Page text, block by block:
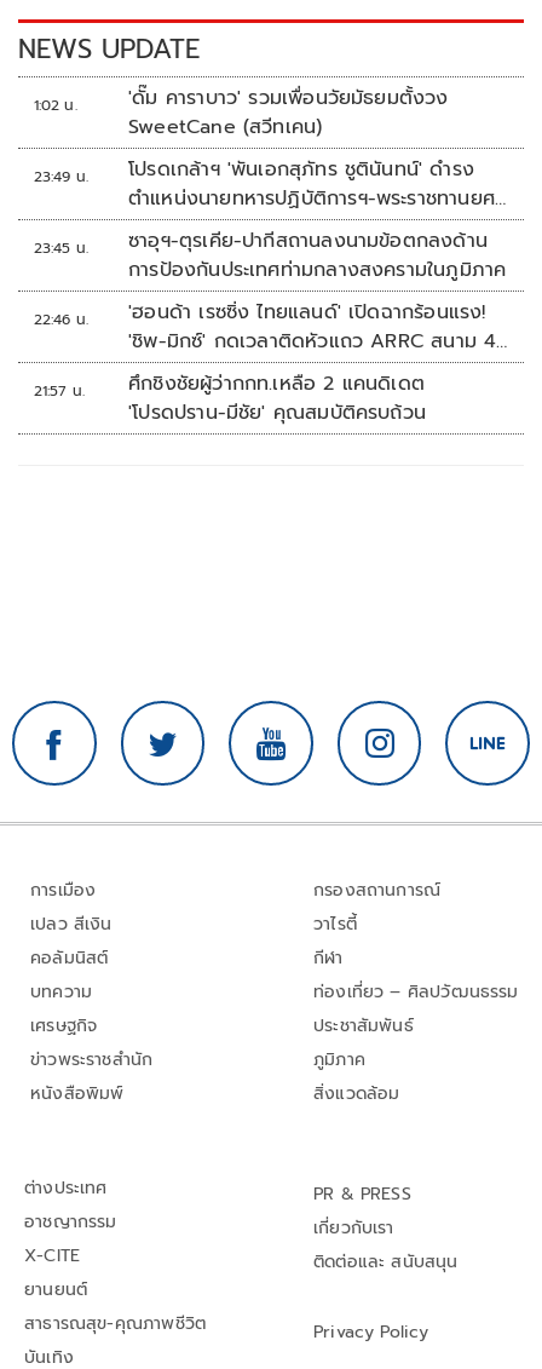
k k
NEWS UPDATE
1:02 น.
'ดั๊ม คาราบาว' รวมเพื่อนวัยมัธยมตั้งวง
SweetCane (สวีทเคน)
23:49 น.
โปรดเกล้าฯ 'พันเอกสุภัทร ชูตินันทน์' ดำรง
ตำแหน่งนายทหารปฏิบัติการฯ-พระราชทานยศ
'พลตรี'
23:45 น.
ซาอุฯ-ตุรเคีย-ปากีสถานลงนามข้อตกลงด้าน
การป้องกันประเทศท่ามกลางสงครามในภูมิภาค
22:46 น.
'ฮอนด้า เรซซิ่ง ไทยแลนด์' เปิดฉากร้อนแรง!
'ชิพ-มิกซ์' กดเวลาติดหัวแถว ARRC สนาม 4
ที่มัลดาลิกา
21:57 น.
ศึกชิงชัยผู้ว่ากกท.เหลือ 2 แคนดิเดต
'โปรดปราน-มีชัย' คุณสมบัติครบถ้วน
การเมือง
เปลว สีเงิน
คอลัมนิสต์
บทความ
เศรษฐกิจ
ข่าวพระราชสำนัก
หนังสือพิมพ์
กรองสถานการณ์
วาไรตี้
กีฬา
ท่องเที่ยว – ศิลปวัฒนธรรม
ประชาสัมพันธ์
ภูมิภาค
สิ่งแวดล้อม
ต่างประเทศ
อาชญากรรม
X-CITE
ยานยนต์
สาธารณสุข-คุณภาพชีวิต
บันเทิง
PR & PRESS
เกี่ยวกับเรา
ติดต่อและ สนับสนุน
Privacy Policy